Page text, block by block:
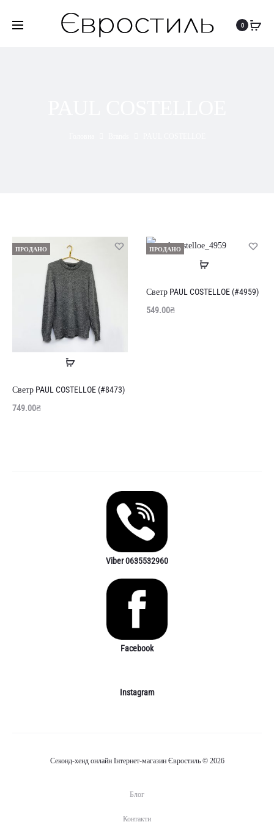
0
ПРОДАНО
Читати
Светр PAUL COSTELLOE (#8473)
749.00₴
ПРОДАНО
Читати
Светр PAUL COSTELLOE (#4959)
549.00₴
Viber 0635532960
Facebook
Instagram
Секонд-хенд онлайн Інтернет-магазин Євростиль © 2026
Блог
Контакти